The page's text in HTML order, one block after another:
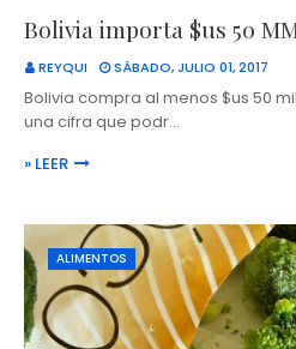
Bolivia importa $us 50
REYQUI SÁBADO, JULIO 01, 2017
Bolivia compra al menos $us 50
una cifra que podr…
» LEER
ALIMENTOS